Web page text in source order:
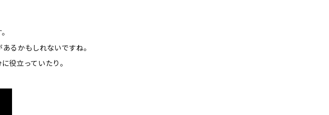
るかもしれないですね。
役立っていたり。